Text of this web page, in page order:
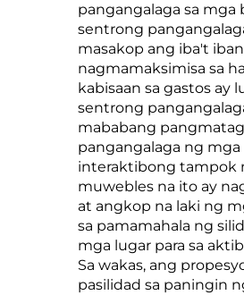
pangangalaga sa
sentrong
masakop ang iba't
nagmamaksimisa sa
kabisaan sa gastos ay
sentrong
mababang
pangangalaga ng
interaktibong tampok
muwebles na ito ay
at angkop na laki ng
sa pamamahala ng
mga lugar para sa
Sa wakas, ang
pasilidad sa paningin